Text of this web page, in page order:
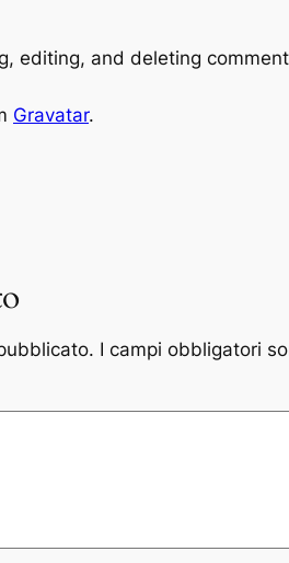
editing, and deleting
Gravatar.
I campi obbligatori